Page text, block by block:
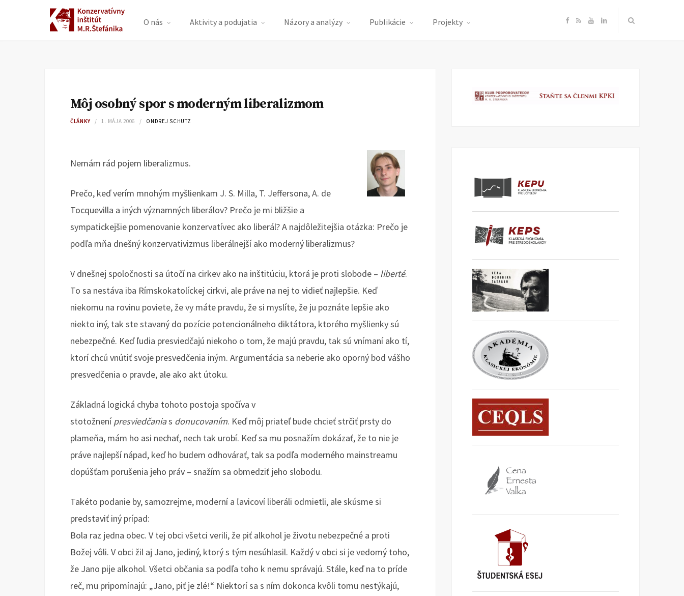
O nás Aktivity a podujatia Názory a analýzy Publikácie Projekty F
e
R Y
T
L
k
Môj osobný spor s moderným liberalizmom
ČLÁNKY 1. MÁJA 2006 ONDREJ SCHUTZ
Nemám rád pojem liberalizmus.
Prečo, keď verím mnohým myšlienkam J. S. Milla, T. Jeffersona, A. de
Tocquevilla a iných významných liberálov? Prečo je mi bližšie a
sympatickejšie pomenovanie konzervatívec ako liberál? A najdôležitejšia otázka: Prečo je
podľa mňa dnešný konzervativizmus liberálnejší ako moderný liberalizmus?
V dnešnej spoločnosti sa útočí na cirkev ako na inštitúciu, ktorá je proti slobode – liberté.
To sa nestáva iba Rímskokatolíckej cirkvi, ale práve na nej to vidieť najlepšie. Keď
niekomu na rovinu poviete, že vy máte pravdu, že si myslíte, že ju poznáte lepšie ako
niekto iný, tak ste stavaný do pozície potencionálneho diktátora, ktorého myšlienky sú
nebezpečné. Keď ľudia presviedčajú niekoho o tom, že majú pravdu, tak sú vnímaní ako tí,
ktorí chcú vnútiť svoje presvedčenia iným. Argumentácia sa neberie ako oporný bod vášho
presvedčenia o pravde, ale ako akt útoku.
Základná logická chyba tohoto postoja spočíva v
stotožnenípresviedčanias donucovaním. Keď môj priateľ bude chcieť strčiť prsty do
plameňa, mám ho asi nechať, nech tak urobí. Keď sa mu posnažím dokázať, že to nie je
práve najlepší nápad, keď ho budem odhovárať, tak sa podľa moderného mainstreamu
dopúšťam porušenia jeho práv – snažím sa obmedziť jeho slobodu.
Takéto podanie by, samozrejme, moderní a ľavicoví liberáli odmietli, ale skúsme si
predstaviť iný prípad:
Bola raz jedna obec. V tej obci všetci verili, že piť alkohol je životu nebezpečné a proti
Božej vôli. V obci žil aj Jano, jediný, ktorý s tým nesúhlasil. Každý v obci si je vedomý toho,
že Jano pije alkohol. Všetci občania sa podľa toho k nemu správajú. Stále, keď na to príde
reč, mu pripomínajú: „Jano, piť je zlé!“ Niektorí sa s ním dokonca kvôli tomu nestýkajú,